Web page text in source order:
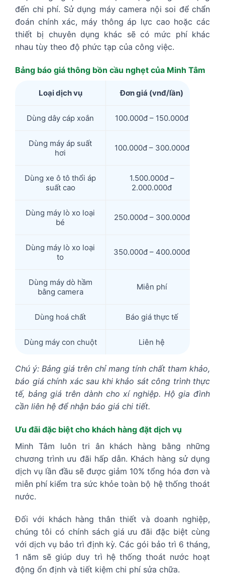
đến chi phí. Sử dụng máy camera nội soi để chẩn
đoán chính xác, máy thông áp lực cao hoặc các
thiết bị chuyên dụng khác sẽ có mức phí khác
nhau tùy theo độ phức tạp của công việc.
Bảng báo giá thông bồn cầu nghẹt của Minh Tâm
Loại dịch vụ Đơn giá (vnđ/lần)
Dùng dây cáp xoắn 100.000đ – 150.000đ
Dùng máy áp suất
hơi
100.000đ – 300.000đ
Dùng xe ô tô thổi áp
suất cao
1.500.000đ –
2.000.000đ
Dùng máy lò xo loại
bé
250.000đ – 300.000đ
Dùng máy lò xo loại
to
350.000đ – 400.000đ
Dùng máy dò hầm
bằng camera
Miễn phí
Dùng hoá chất Báo giá thực tế
Dùng máy con chuột Liên hệ
Chú ý: Bảng giá trên chỉ mang tính chất tham khảo,
báo giá chính xác sau khi khảo sát công trình thực
tế, bảng giá trên dành cho xí nghiệp. Hộ gia đình
cần liên hệ để nhận báo giá chi tiết.
Ưu đãi đặc biệt cho khách hàng đặt dịch vụ
Minh Tâm luôn tri ân khách hàng bằng những
chương trình ưu đãi hấp dẫn. Khách hàng sử dụng
dịch vụ lần đầu sẽ được giảm 10% tổng hóa đơn và
miễn phí kiểm tra sức khỏe toàn bộ hệ thống thoát
nước.
Đối với khách hàng thân thiết và doanh nghiệp,
chúng tôi có chính sách giá ưu đãi đặc biệt cùng
với dịch vụ bảo trì định kỳ. Các gói bảo trì 6 tháng,
1 năm sẽ giúp duy trì hệ thống thoát nước hoạt
động ổn định và tiết kiệm chi phí sửa chữa.